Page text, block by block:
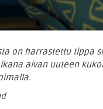
on harrastettu tippa
aivan uuteen